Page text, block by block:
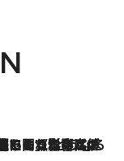
による影響はいつまで続く？《エネルギー専門家に聞く“どうなる日本の暮らし”》